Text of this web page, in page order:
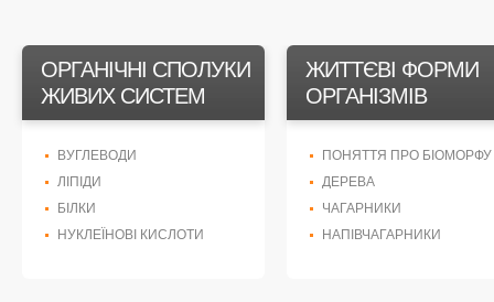
ОРГАНІЧНІ СПОЛУКИ
ЖИВИХ СИСТЕМ
ВУГЛЕВОДИ
ЛІПІДИ
БІЛКИ
НУКЛЕЇНОВІ КИСЛОТИ
ЖИТТЄВІ ФОРМИ
ОРГАНІЗМІВ
ПОНЯТТЯ ПРО БІОМОРФУ
ДЕРЕВА
ЧАГАРНИКИ
НАПІВЧАГАРНИКИ